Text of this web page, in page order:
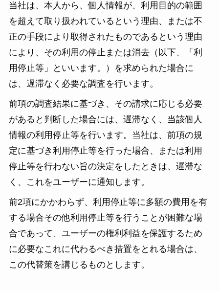
当社は、本人から、個人情報が、利用目的の範囲
を超えて取り扱われているという理由、または不
正の手段により取得されたものであるという理由
により、その利用の停止または消去（以下、「利
用停止等」といいます。）を求められた場合に
は、遅滞なく必要な調査を行います。
前項の調査結果に基づき、その請求に応じる必要
があると判断した場合には、遅滞なく、当該個人
情報の利用停止等を行います。当社は、前項の規
定に基づき利用停止等を行った場合、または利用
停止等を行わない旨の決定をしたときは、遅滞な
く、これをユーザーに通知します。
前2項にかかわらず、利用停止等に多額の費用を有
する場合その他利用停止等を行うことが困難な場
合であって、ユーザーの権利利益を保護するため
に必要なこれに代わるべき措置をとれる場合は、
この代替策を講じるものとします。